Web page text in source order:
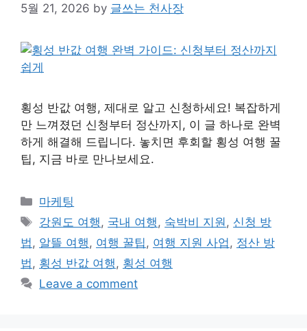
5월 21, 2026 by 글쓰는 천사장
횡성 반값 여행, 제대로 알고 신청하세요! 복잡하게
만 느껴졌던 신청부터 정산까지, 이 글 하나로 완벽
하게 해결해 드립니다. 놓치면 후회할 횡성 여행 꿀
팁, 지금 바로 만나보세요.
Categories
마케팅
Tags
강원도 여행, 국내 여행, 숙박비 지원, 신청 방
법, 알뜰 여행, 여행 꿀팁, 여행 지원 사업, 정산 방
법, 횡성 반값 여행, 횡성 여행
Leave a comment